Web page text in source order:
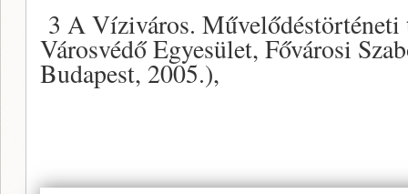
3 A Víziváros. Művelődéstörténeti
Városvédő Egyesület, Fővárosi
Budapest, 2005.),